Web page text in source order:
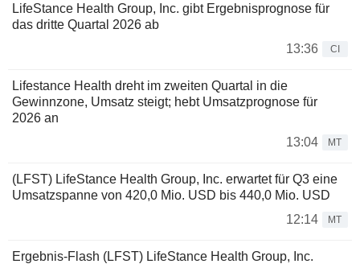
LifeStance Health Group, Inc. gibt Ergebnisprognose für
das dritte Quartal 2026 ab
13:36
CI
Lifestance Health dreht im zweiten Quartal in die
Gewinnzone, Umsatz steigt; hebt Umsatzprognose für
2026 an
13:04
MT
(LFST) LifeStance Health Group, Inc. erwartet für Q3 eine
Umsatzspanne von 420,0 Mio. USD bis 440,0 Mio. USD
12:14
MT
Ergebnis-Flash (LFST) LifeStance Health Group, Inc.